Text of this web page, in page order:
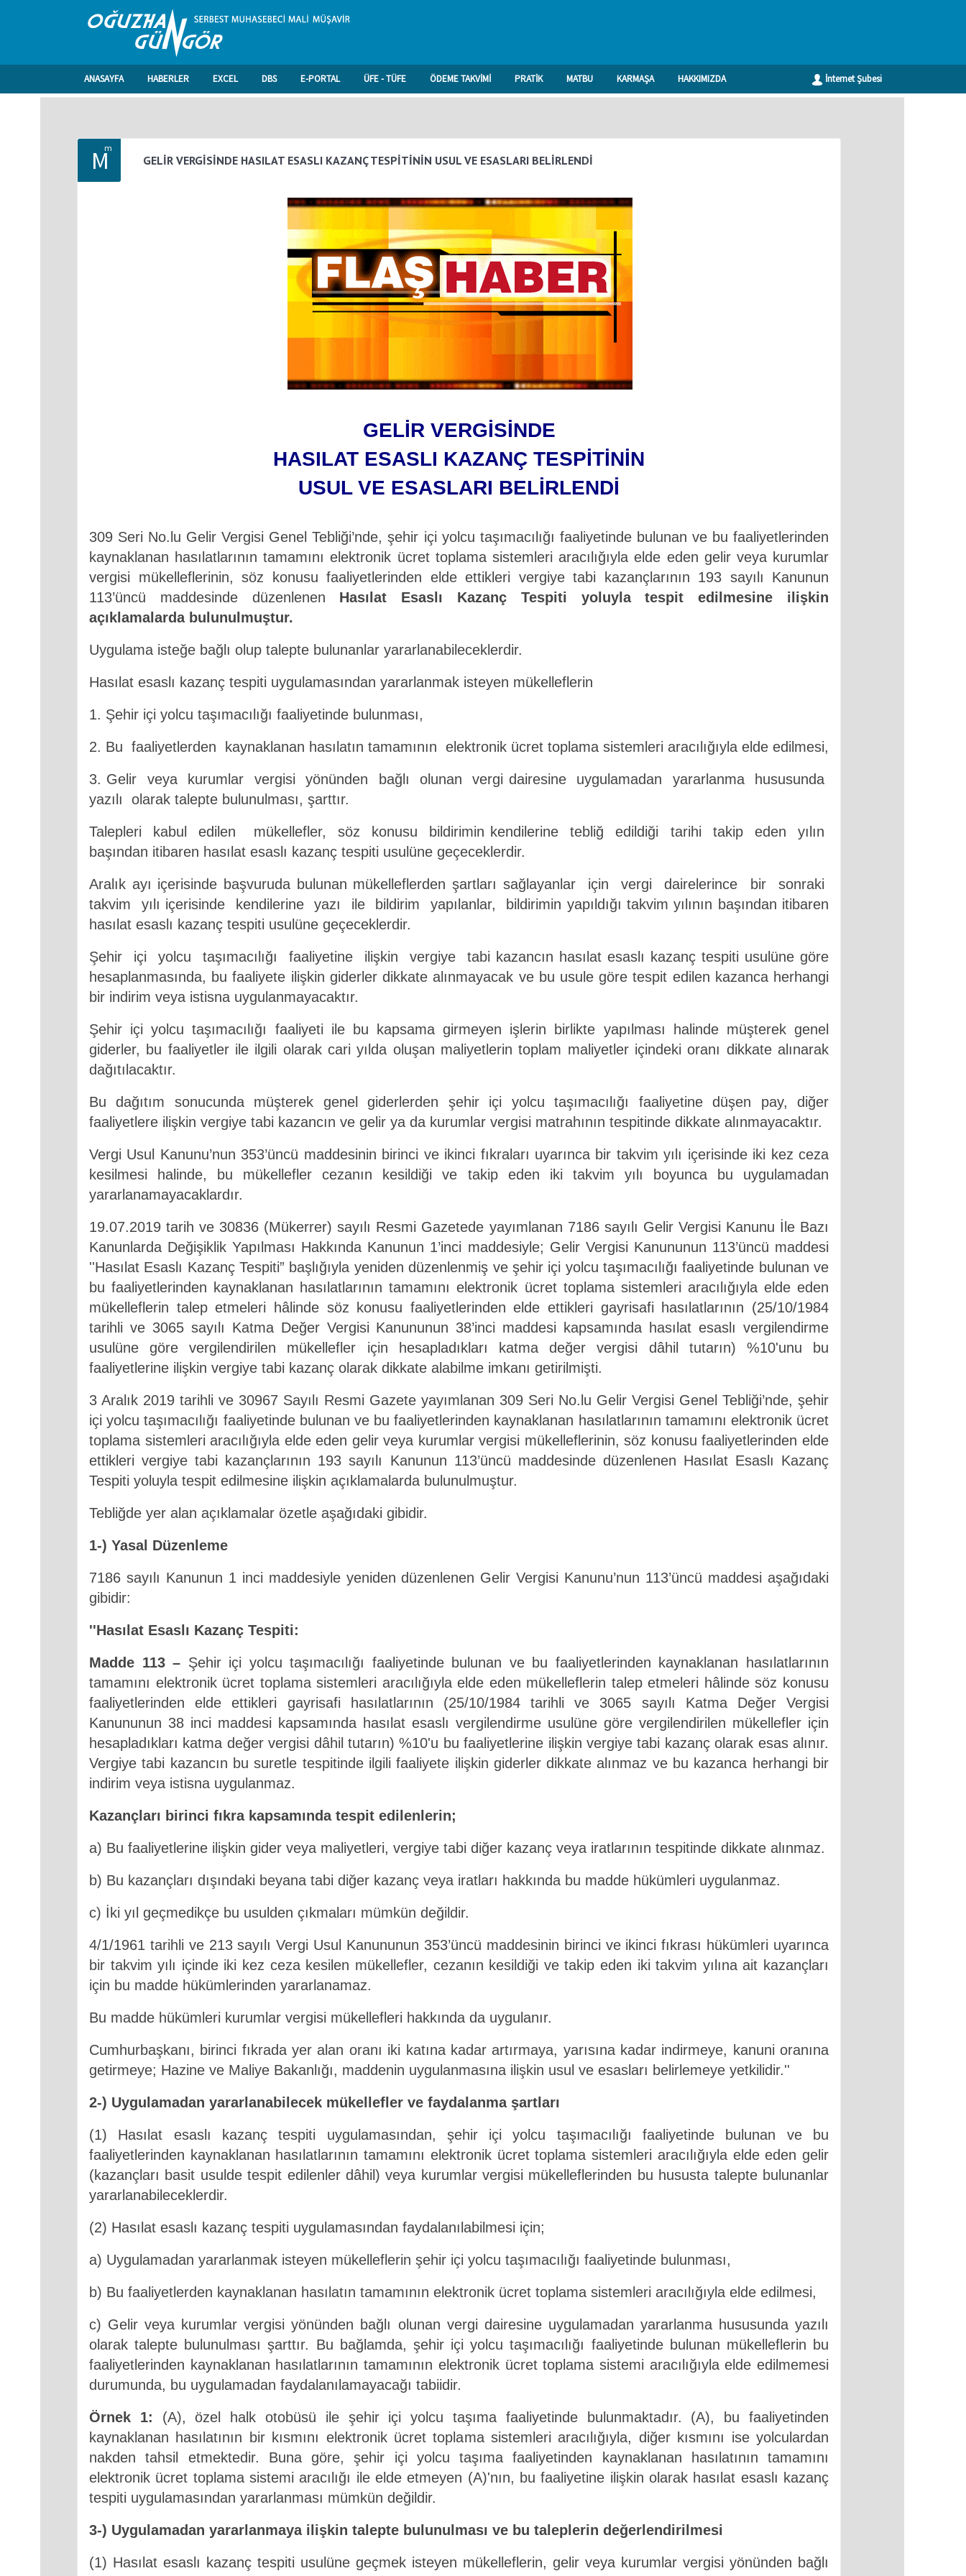
ANASAYFA HABERLER EXCEL DBS E-PORTAL ÜFE - TÜFE ÖDEME TAKVİMİ PRATİK MATBU KARMAŞA HAKKIMIZDA İnternet Şubesi
GELİR VERGİSİNDE HASILAT ESASLI KAZANÇ TESPİTİNİN USUL VE ESASLARI BELİRLENDİ
Mm
GELİR VERGİSİNDE
HASILAT ESASLI KAZANÇ TESPİTİNİN
USUL VE ESASLARI BELİRLENDİ
309 Seri No.lu Gelir Vergisi Genel Tebliği’nde, şehir içi yolcu taşımacılığı faaliyetinde bulunan ve bu faaliyetlerinden
kaynaklanan hasılatlarının tamamını elektronik ücret toplama sistemleri aracılığıyla elde eden gelir veya kurumlar
vergisi mükelleflerinin, söz konusu faaliyetlerinden elde ettikleri vergiye tabi kazançlarının 193 sayılı Kanunun
113’üncü maddesinde düzenlenen Hasılat Esaslı Kazanç Tespiti yoluyla tespit edilmesine ilişkin
açıklamalarda bulunulmuştur.
Uygulama isteğe bağlı olup talepte bulunanlar yararlanabileceklerdir.
Hasılat esaslı kazanç tespiti uygulamasından yararlanmak isteyen mükelleflerin
1. Şehir içi yolcu taşımacılığı faaliyetinde bulunması,
2. Bu faaliyetlerden kaynaklanan hasılatın tamamının elektronik ücret toplama sistemleri aracılığıyla elde edilmesi,
3. Gelir veya kurumlar vergisi yönünden bağlı olunan vergi dairesine uygulamadan yararlanma hususunda
yazılı olarak talepte bulunulması, şarttır.
Talepleri kabul edilen mükellefler, söz konusu bildirimin kendilerine tebliğ edildiği tarihi takip eden yılın
başından itibaren hasılat esaslı kazanç tespiti usulüne geçeceklerdir.
Aralık ayı içerisinde başvuruda bulunan mükelleflerden şartları sağlayanlar için vergi dairelerince bir sonraki
takvim yılı içerisinde kendilerine yazı ile bildirim yapılanlar, bildirimin yapıldığı takvim yılının başından itibaren
hasılat esaslı kazanç tespiti usulüne geçeceklerdir.
Şehir içi yolcu taşımacılığı faaliyetine ilişkin vergiye tabi kazancın hasılat esaslı kazanç tespiti usulüne göre
hesaplanmasında, bu faaliyete ilişkin giderler dikkate alınmayacak ve bu usule göre tespit edilen kazanca herhangi
bir indirim veya istisna uygulanmayacaktır.
Şehir içi yolcu taşımacılığı faaliyeti ile bu kapsama girmeyen işlerin birlikte yapılması halinde müşterek genel
giderler, bu faaliyetler ile ilgili olarak cari yılda oluşan maliyetlerin toplam maliyetler içindeki oranı dikkate alınarak
dağıtılacaktır.
Bu dağıtım sonucunda müşterek genel giderlerden şehir içi yolcu taşımacılığı faaliyetine düşen pay, diğer
faaliyetlere ilişkin vergiye tabi kazancın ve gelir ya da kurumlar vergisi matrahının tespitinde dikkate alınmayacaktır.
Vergi Usul Kanunu’nun 353’üncü maddesinin birinci ve ikinci fıkraları uyarınca bir takvim yılı içerisinde iki kez ceza
kesilmesi halinde, bu mükellefler cezanın kesildiği ve takip eden iki takvim yılı boyunca bu uygulamadan
yararlanamayacaklardır.
19.07.2019 tarih ve 30836 (Mükerrer) sayılı Resmi Gazetede yayımlanan 7186 sayılı Gelir Vergisi Kanunu İle Bazı
Kanunlarda Değişiklik Yapılması Hakkında Kanunun 1’inci maddesiyle; Gelir Vergisi Kanununun 113’üncü maddesi
''Hasılat Esaslı Kazanç Tespiti” başlığıyla yeniden düzenlenmiş ve şehir içi yolcu taşımacılığı faaliyetinde bulunan ve
bu faaliyetlerinden kaynaklanan hasılatlarının tamamını elektronik ücret toplama sistemleri aracılığıyla elde eden
mükelleflerin talep etmeleri hâlinde söz konusu faaliyetlerinden elde ettikleri gayrisafi hasılatlarının (25/10/1984
tarihli ve 3065 sayılı Katma Değer Vergisi Kanununun 38’inci maddesi kapsamında hasılat esaslı vergilendirme
usulüne göre vergilendirilen mükellefler için hesapladıkları katma değer vergisi dâhil tutarın) %10'unu bu
faaliyetlerine ilişkin vergiye tabi kazanç olarak dikkate alabilme imkanı getirilmişti.
3 Aralık 2019 tarihli ve 30967 Sayılı Resmi Gazete yayımlanan 309 Seri No.lu Gelir Vergisi Genel Tebliği’nde, şehir
içi yolcu taşımacılığı faaliyetinde bulunan ve bu faaliyetlerinden kaynaklanan hasılatlarının tamamını elektronik ücret
toplama sistemleri aracılığıyla elde eden gelir veya kurumlar vergisi mükelleflerinin, söz konusu faaliyetlerinden elde
ettikleri vergiye tabi kazançlarının 193 sayılı Kanunun 113’üncü maddesinde düzenlenen Hasılat Esaslı Kazanç
Tespiti yoluyla tespit edilmesine ilişkin açıklamalarda bulunulmuştur.
Tebliğde yer alan açıklamalar özetle aşağıdaki gibidir.
1-) Yasal Düzenleme
7186 sayılı Kanunun 1 inci maddesiyle yeniden düzenlenen Gelir Vergisi Kanunu’nun 113’üncü maddesi aşağıdaki
gibidir:
''Hasılat Esaslı Kazanç Tespiti:
Madde 113 – Şehir içi yolcu taşımacılığı faaliyetinde bulunan ve bu faaliyetlerinden kaynaklanan hasılatlarının
tamamını elektronik ücret toplama sistemleri aracılığıyla elde eden mükelleflerin talep etmeleri hâlinde söz konusu
faaliyetlerinden elde ettikleri gayrisafi hasılatlarının (25/10/1984 tarihli ve 3065 sayılı Katma Değer Vergisi
Kanununun 38 inci maddesi kapsamında hasılat esaslı vergilendirme usulüne göre vergilendirilen mükellefler için
hesapladıkları katma değer vergisi dâhil tutarın) %10'u bu faaliyetlerine ilişkin vergiye tabi kazanç olarak esas alınır.
Vergiye tabi kazancın bu suretle tespitinde ilgili faaliyete ilişkin giderler dikkate alınmaz ve bu kazanca herhangi bir
indirim veya istisna uygulanmaz.
Kazançları birinci fıkra kapsamında tespit edilenlerin;
a) Bu faaliyetlerine ilişkin gider veya maliyetleri, vergiye tabi diğer kazanç veya iratlarının tespitinde dikkate alınmaz.
b) Bu kazançları dışındaki beyana tabi diğer kazanç veya iratları hakkında bu madde hükümleri uygulanmaz.
c) İki yıl geçmedikçe bu usulden çıkmaları mümkün değildir.
4/1/1961 tarihli ve 213 sayılı Vergi Usul Kanununun 353’üncü maddesinin birinci ve ikinci fıkrası hükümleri uyarınca
bir takvim yılı içinde iki kez ceza kesilen mükellefler, cezanın kesildiği ve takip eden iki takvim yılına ait kazançları
için bu madde hükümlerinden yararlanamaz.
Bu madde hükümleri kurumlar vergisi mükellefleri hakkında da uygulanır.
Cumhurbaşkanı, birinci fıkrada yer alan oranı iki katına kadar artırmaya, yarısına kadar indirmeye, kanuni oranına
getirmeye; Hazine ve Maliye Bakanlığı, maddenin uygulanmasına ilişkin usul ve esasları belirlemeye yetkilidir.''
2-) Uygulamadan yararlanabilecek mükellefler ve faydalanma şartları
(1) Hasılat esaslı kazanç tespiti uygulamasından, şehir içi yolcu taşımacılığı faaliyetinde bulunan ve bu
faaliyetlerinden kaynaklanan hasılatlarının tamamını elektronik ücret toplama sistemleri aracılığıyla elde eden gelir
(kazançları basit usulde tespit edilenler dâhil) veya kurumlar vergisi mükelleflerinden bu hususta talepte bulunanlar
yararlanabileceklerdir.
(2) Hasılat esaslı kazanç tespiti uygulamasından faydalanılabilmesi için;
a) Uygulamadan yararlanmak isteyen mükelleflerin şehir içi yolcu taşımacılığı faaliyetinde bulunması,
b) Bu faaliyetlerden kaynaklanan hasılatın tamamının elektronik ücret toplama sistemleri aracılığıyla elde edilmesi,
c) Gelir veya kurumlar vergisi yönünden bağlı olunan vergi dairesine uygulamadan yararlanma hususunda yazılı
olarak talepte bulunulmasışarttır. Bu bağlamda, şehir içi yolcu taşımacılığı faaliyetinde bulunan mükelleflerin bu
faaliyetlerinden kaynaklanan hasılatlarının tamamının elektronik ücret toplama sistemi aracılığıyla elde edilmemesi
durumunda, bu uygulamadan faydalanılamayacağı tabiidir.
Örnek 1: (A), özel halk otobüsü ile şehir içi yolcu taşıma faaliyetinde bulunmaktadır. (A), bu faaliyetinden
kaynaklanan hasılatının bir kısmını elektronik ücret toplama sistemleri aracılığıyla, diğer kısmını ise yolculardan
nakden tahsil etmektedir. Buna göre, şehir içi yolcu taşıma faaliyetinden kaynaklanan hasılatının tamamını
elektronik ücret toplama sistemi aracılığı ile elde etmeyen (A)'nın, bu faaliyetine ilişkin olarak hasılat esaslı kazanç
tespiti uygulamasından yararlanması mümkün değildir.
3-) Uygulamadan yararlanmaya ilişkin talepte bulunulması ve bu taleplerin değerlendirilmesi
(1) Hasılat esaslı kazanç tespiti usulüne geçmek isteyen mükelleflerin, gelir veya kurumlar vergisi yönünden bağlı